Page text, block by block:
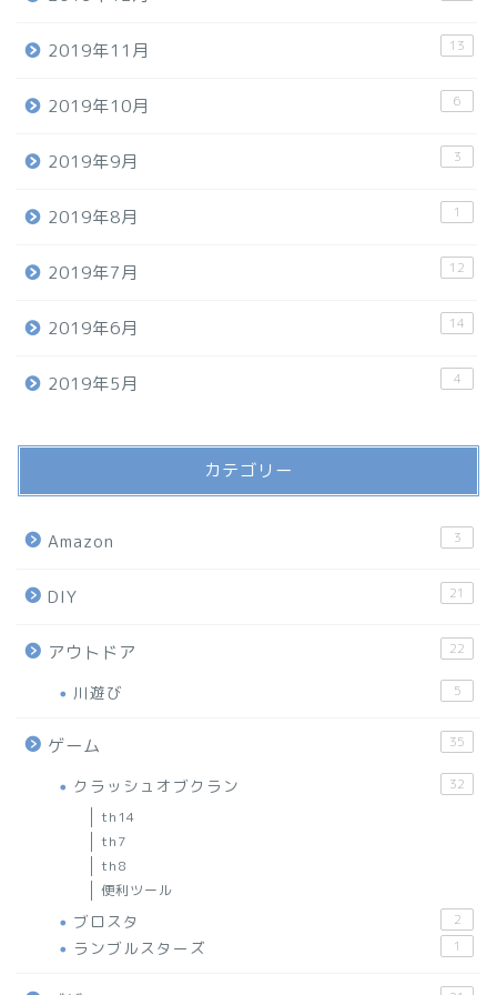
2019年11月 13
2019年10月 6
2019年9月 3
2019年8月 1
2019年7月 12
2019年6月 14
2019年5月 4
カテゴリー
Amazon 3
DIY 21
アウトドア 22
川遊び 5
ゲーム 35
クラッシュオブクラン 32
th14
th7
th8
便利ツール
ブロスタ 2
ランブルスターズ 1